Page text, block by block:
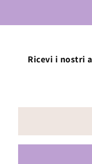
Ricevi i nostri